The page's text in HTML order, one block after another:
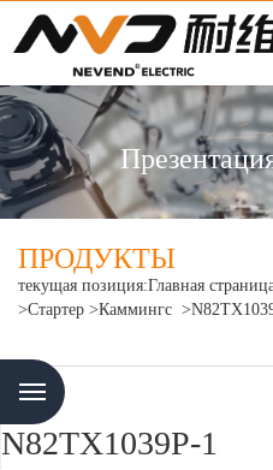
ПРОДУКТЫ
текущая позиция:Главная
>Стартер >Каммингс
Menu
N82TX1039P-1